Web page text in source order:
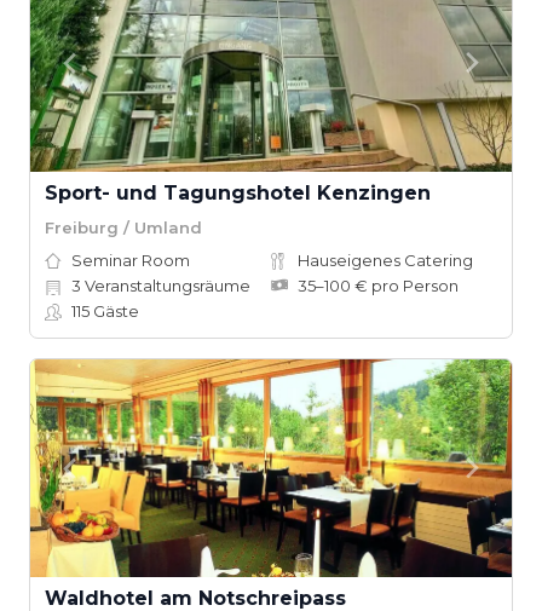
Sport- und Tagungshotel Kenzingen
Freiburg / Umland
Seminar Room
Hauseigenes Catering
3 Veranstaltungsräume
35–100 € pro Person
115 Gäste
Waldhotel am Notschreipass